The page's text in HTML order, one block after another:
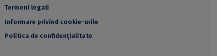
Termeni legali
Informare privind cookie-urile
Politica de confidențialitate